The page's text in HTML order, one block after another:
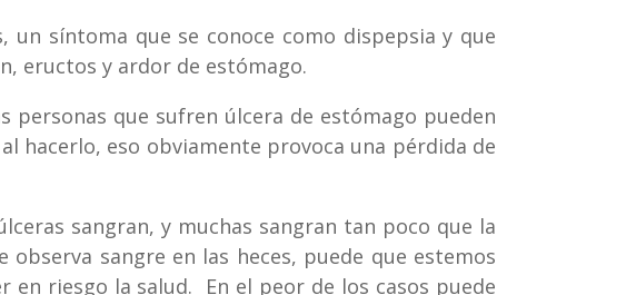
un síntoma que se conoce como dispepsia y que
eructos y ardor de estómago.
personas que sufren úlcera de estómago pueden
hacerlo, eso obviamente provoca una pérdida de
sangran, y muchas sangran tan poco que la
sangre en las heces, puede que estemos
en riesgo la salud. En el peor de los casos puede